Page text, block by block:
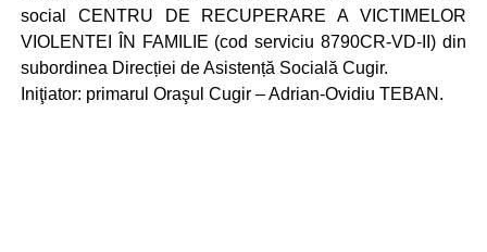
social CENTRU DE RECUPERARE A VICTIMELOR
VIOLENTEI ÎN FAMILIE (cod serviciu 8790CR-VD-II) din
subordinea Direcției de Asistență Socială Cugir.
Iniţiator: primarul Oraşul Cugir – Adrian-Ovidiu TEBAN.